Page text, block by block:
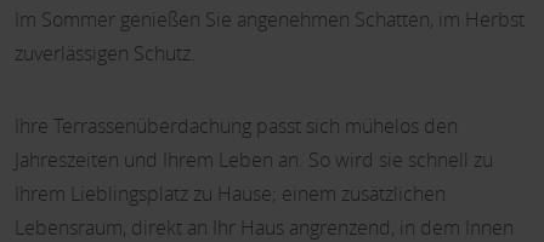
Im Sommer genießen Sie angenehmen Schatten, im Herbst
zuverlässigen Schutz.
Ihre Terrassenüberdachung passt sich mühelos den
Jahreszeiten und Ihrem Leben an. So wird sie schnell zu
Ihrem Lieblingsplatz zu Hause; einem zusätzlichen
Lebensraum, direkt an Ihr Haus angrenzend, in dem Innen